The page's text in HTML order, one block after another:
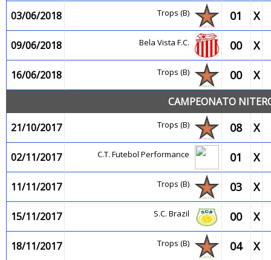
03/06/2018 Trops (B) 01 X
09/06/2018 Bela Vista F.C. 00 X
16/06/2018 Trops (B) 00 X
CAMPEONATO
21/10/2017
Trops (B) 08 X
02/11/2017 C.T. Futebol Performance 01 X
11/11/2017 Trops (B) 03 X
15/11/2017 S.C. Brazil 00 X
18/11/2017 Trops (B) 04 X